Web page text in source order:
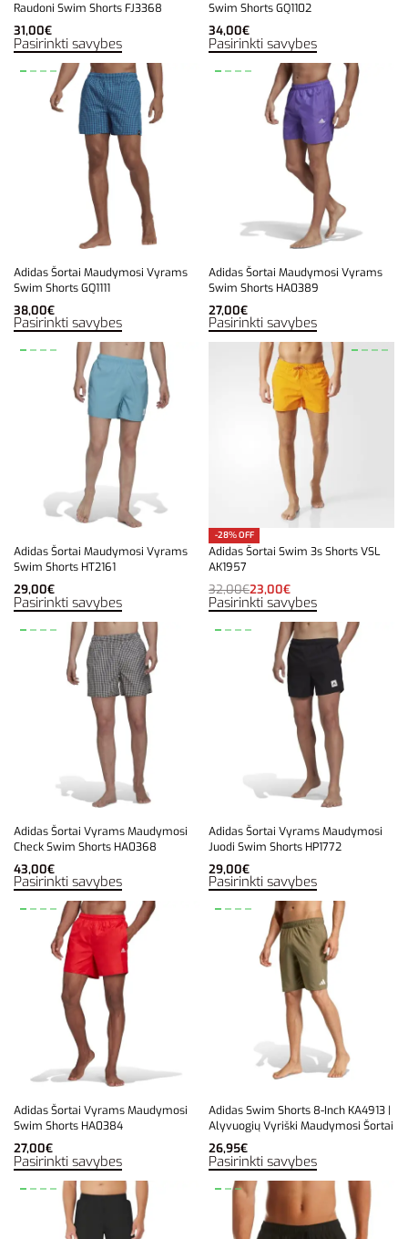
Raudoni Swim Shorts FJ3368
31,00€
Pasirinkti savybes
Swim Shorts GQ1102
34,00€
Pasirinkti savybes
Adidas Šortai Maudymosi Vyrams
Swim Shorts GQ1111
38,00€
Pasirinkti savybes
Adidas Šortai Maudymosi Vyrams
Swim Shorts HA0389
27,00€
Pasirinkti savybes
Adidas Šortai Maudymosi Vyrams
Swim Shorts HT2161
29,00€
Pasirinkti savybes
-28% OFF
Adidas Šortai Swim 3s Shorts VSL
AK1957
32,00€23,00€
Pasirinkti savybes
Adidas Šortai Vyrams Maudymosi
Check Swim Shorts HA0368
43,00€
Pasirinkti savybes
Adidas Šortai Vyrams Maudymosi
Juodi Swim Shorts HP1772
29,00€
Pasirinkti savybes
Adidas Šortai Vyrams Maudymosi
Swim Shorts HA0384
27,00€
Pasirinkti savybes
Adidas Swim Shorts 8-Inch KA4913 |
Alyvuogių Vyriški Maudymosi Šortai
26,95€
Pasirinkti savybes